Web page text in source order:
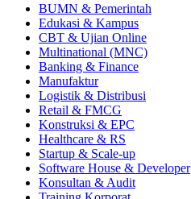
BUMN & Pemerintah
Edukasi & Kampus
CBT & Ujian Online
Multinational (MNC)
Banking & Finance
Manufaktur
Logistik & Distribusi
Retail & FMCG
Konstruksi & EPC
Healthcare & RS
Startup & Scale-up
Software House & Developer
Konsultan & Audit